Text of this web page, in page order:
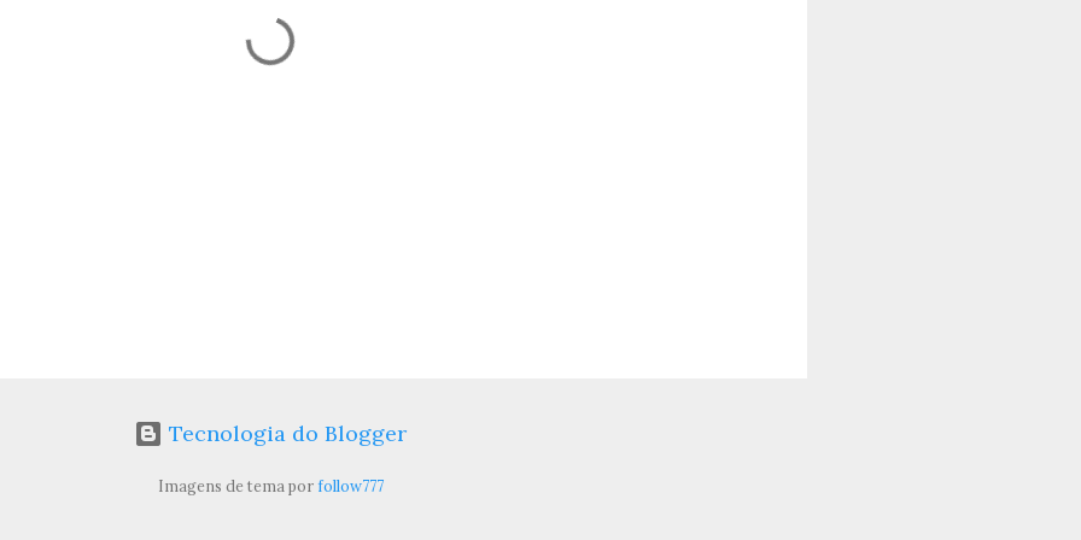
Tecnologia do Blogger
Imagens de tema porfollow777